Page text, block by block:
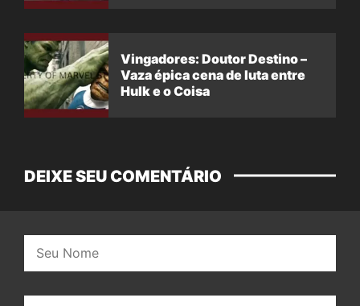
Vingadores: Doutor Destino –
Vaza épica cena de luta entre
Hulk e o Coisa
DEIXE SEU COMENTÁRIO